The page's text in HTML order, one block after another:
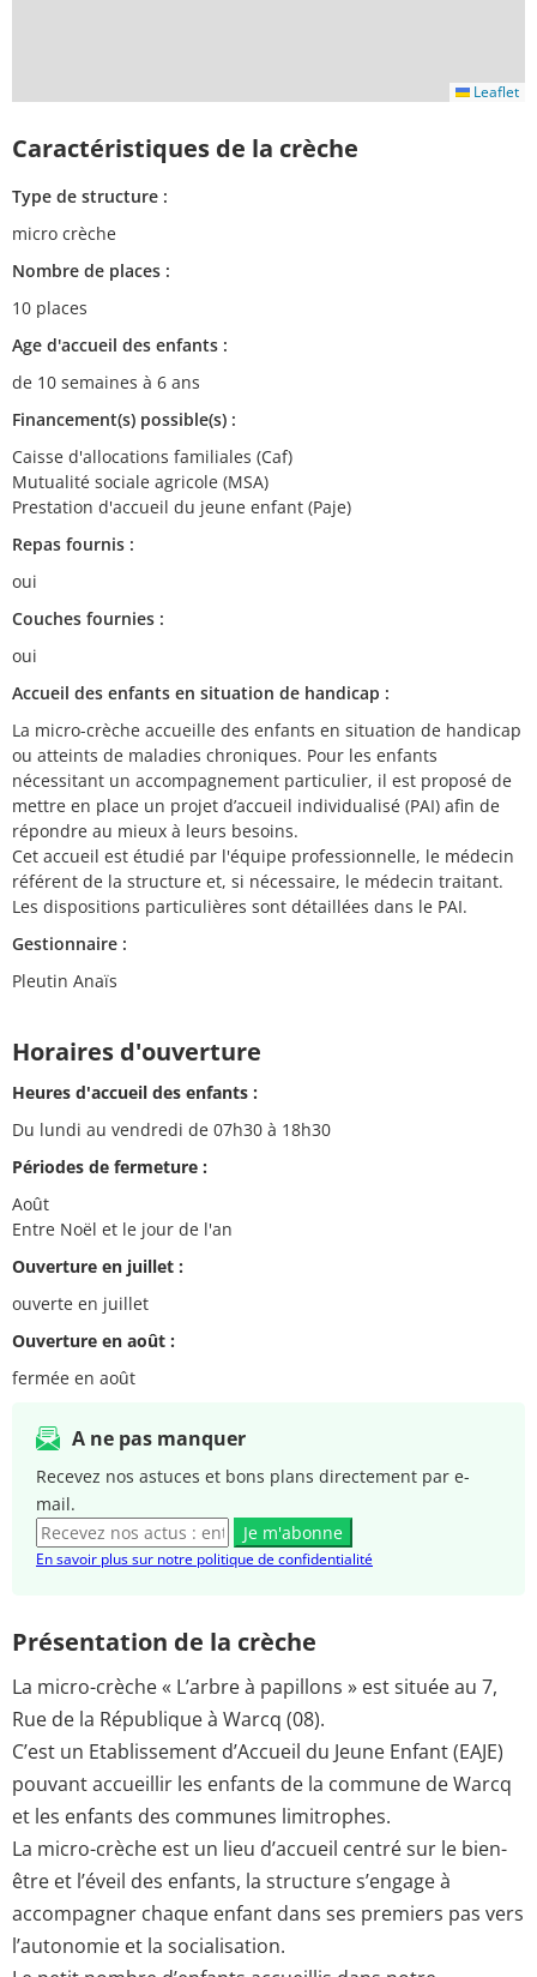
Leaflet
Caractéristiques de la crèche
Type de structure :
micro crèche
Nombre de places :
10 places
Age d'accueil des enfants :
de 10 semaines à 6 ans
Financement(s) possible(s) :
Caisse d'allocations familiales (Caf)
Mutualité sociale agricole (MSA)
Prestation d'accueil du jeune enfant (Paje)
Repas fournis :
oui
Couches fournies :
oui
Accueil des enfants en situation de handicap :
La micro-crèche accueille des enfants en situation de handicap
ou atteints de maladies chroniques. Pour les enfants
nécessitant un accompagnement particulier, il est proposé de
mettre en place un projet d’accueil individualisé (PAI) afin de
répondre au mieux à leurs besoins.
Cet accueil est étudié par l'équipe professionnelle, le médecin
référent de la structure et, si nécessaire, le médecin traitant.
Les dispositions particulières sont détaillées dans le PAI.
Gestionnaire :
Pleutin Anaïs
Horaires d'ouverture
Heures d'accueil des enfants :
Du lundi au vendredi de 07h30 à 18h30
Périodes de fermeture :
Août
Entre Noël et le jour de l'an
Ouverture en juillet :
ouverte en juillet
Ouverture en août :
fermée en août
A ne pas manquer
Recevez nos astuces et bons plans directement par e-
mail.
Je m'abonne
En savoir plus sur notre politique de confidentialité
Présentation de la crèche
La micro-crèche « L’arbre à papillons » est située au 7,
Rue de la République à Warcq (08).
C’est un Etablissement d’Accueil du Jeune Enfant (EAJE)
pouvant accueillir les enfants de la commune de Warcq
et les enfants des communes limitrophes.
La micro-crèche est un lieu d’accueil centré sur le bien-
être et l’éveil des enfants, la structure s’engage à
accompagner chaque enfant dans ses premiers pas vers
l’autonomie et la socialisation.